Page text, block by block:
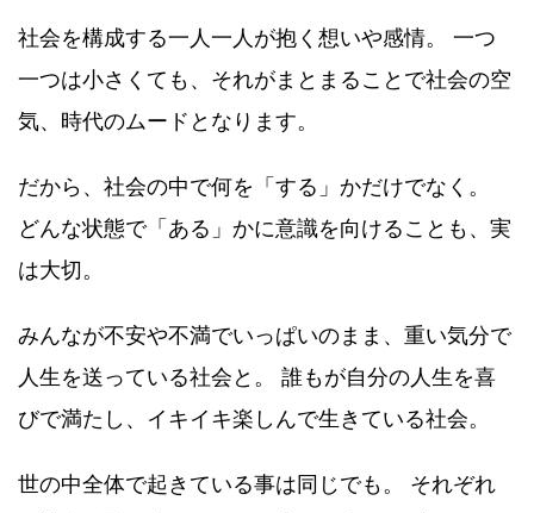
社会を構成する一人一人が抱く想いや感情。 一つ
一つは小さくても、それがまとまることで社会の空
気、時代のムードとなります。
だから、社会の中で何を「する」かだけでなく。
どんな状態で「ある」かに意識を向けることも、実
は大切。
みんなが不安や不満でいっぱいのまま、重い気分で
人生を送っている社会と。 誰もが自分の人生を喜
びで満たし、イキイキ楽しんで生きている社会。
世の中全体で起きている事は同じでも。 それぞれ